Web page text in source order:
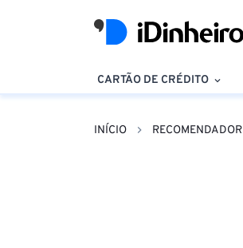
CARTÃO DE CRÉDITO
INÍCIO RECOMENDADOR